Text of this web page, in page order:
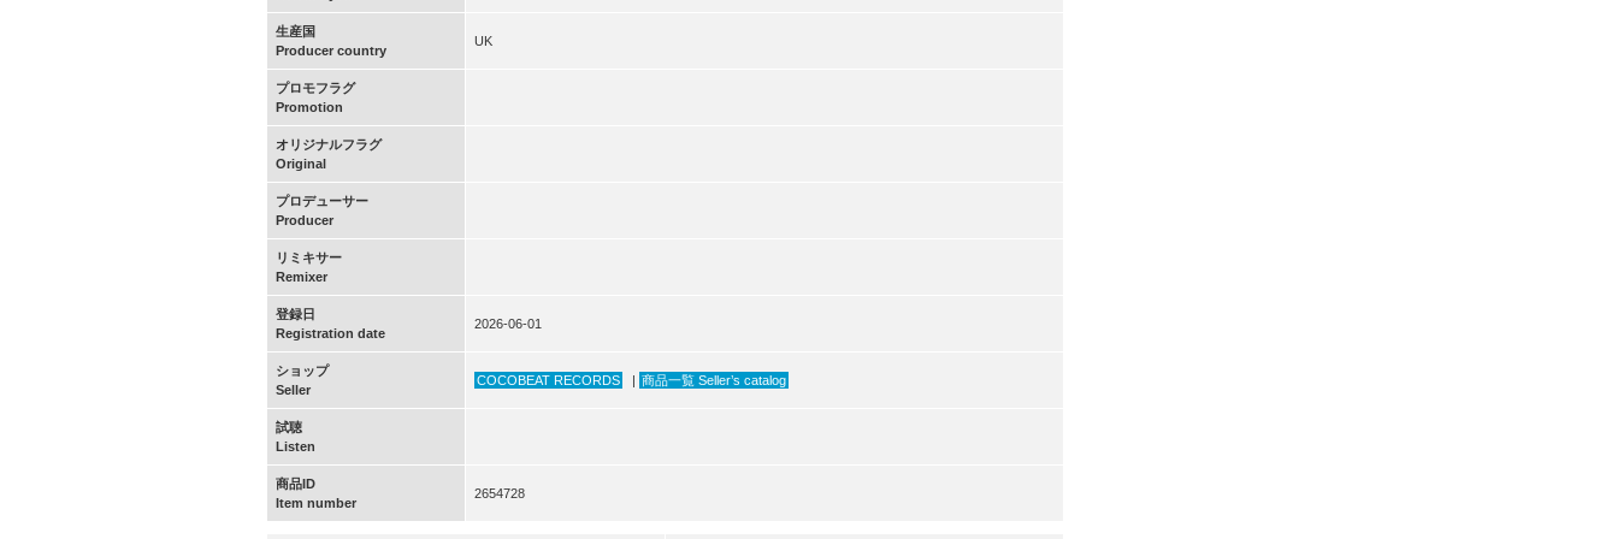
生産国
Producer country
UK
プロモフラグ
Promotion
オリジナルフラグ
Original
プロデューサー
Producer
リミキサー
Remixer
登録日
Registration date
2026-06-01
ショップ
Seller
COCOBEAT RECORDS | 商品一覧 Seller’s catalog
試聴
Listen
商品ID
Item number
2654728